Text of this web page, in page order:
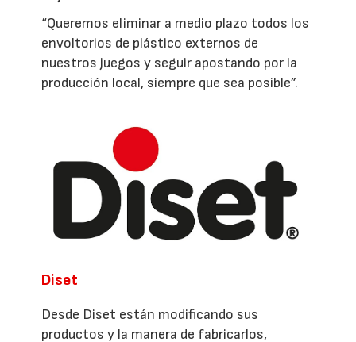
“Queremos eliminar a medio plazo todos los
envoltorios de plástico externos de
nuestros juegos y seguir apostando por la
producción local, siempre que sea posible”.
Diset
Desde Diset están modificando sus
productos y la manera de fabricarlos,